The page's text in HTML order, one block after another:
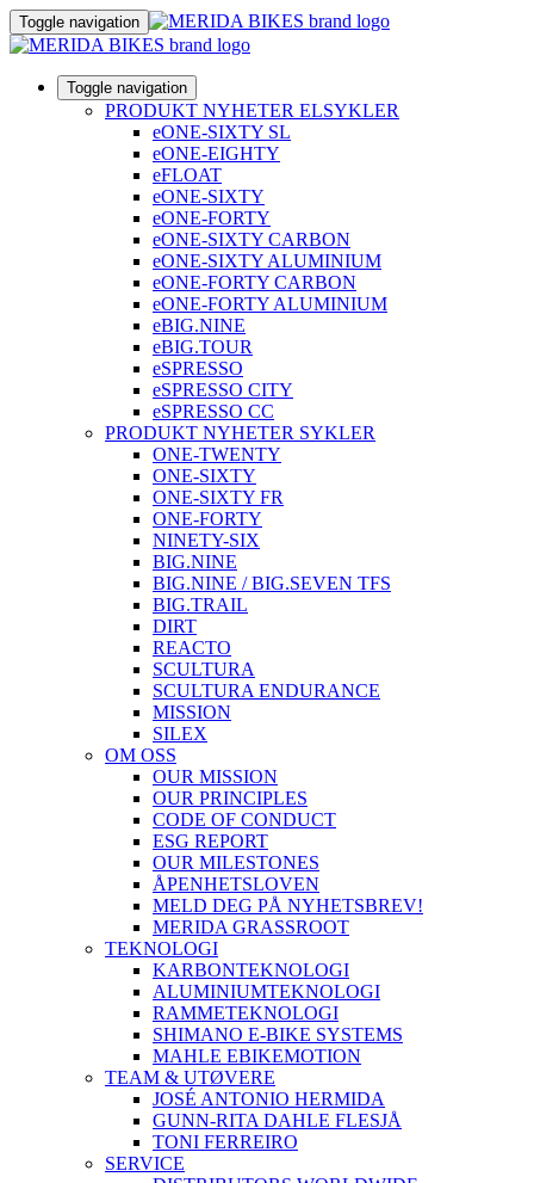
Toggle navigation
Toggle navigation
PRODUKT NYHETER ELSYKLER
eONE-SIXTY SL
eONE-EIGHTY
eFLOAT
eONE-SIXTY
eONE-FORTY
eONE-SIXTY CARBON
eONE-SIXTY ALUMINIUM
eONE-FORTY CARBON
eONE-FORTY ALUMINIUM
eBIG.NINE
eBIG.TOUR
eSPRESSO
eSPRESSO CITY
eSPRESSO CC
PRODUKT NYHETER SYKLER
ONE-TWENTY
ONE-SIXTY
ONE-SIXTY FR
ONE-FORTY
NINETY-SIX
BIG.NINE
BIG.NINE / BIG.SEVEN TFS
BIG.TRAIL
DIRT
REACTO
SCULTURA
SCULTURA ENDURANCE
MISSION
SILEX
OM OSS
OUR MISSION
OUR PRINCIPLES
CODE OF CONDUCT
ESG REPORT
OUR MILESTONES
ÅPENHETSLOVEN
MELD DEG PÅ NYHETSBREV!
MERIDA GRASSROOT
TEKNOLOGI
KARBONTEKNOLOGI
ALUMINIUMTEKNOLOGI
RAMMETEKNOLOGI
SHIMANO E-BIKE SYSTEMS
MAHLE EBIKEMOTION
TEAM & UTØVERE
JOSÉ ANTONIO HERMIDA
GUNN-RITA DAHLE FLESJÅ
TONI FERREIRO
SERVICE